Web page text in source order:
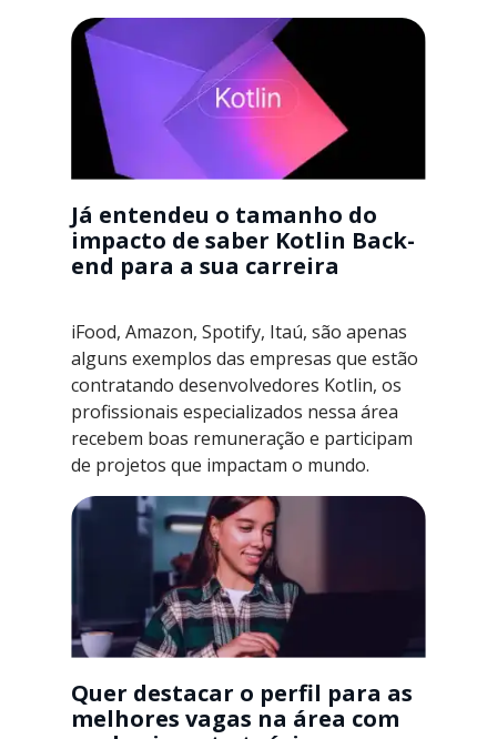
Já entendeu o tamanho do
impacto de saber Kotlin Back-
end para a sua carreira
iFood, Amazon, Spotify, Itaú, são apenas
alguns exemplos das empresas que estão
contratando desenvolvedores Kotlin, os
profissionais especializados nessa área
recebem boas remuneração e participam
de projetos que impactam o mundo.
Quer destacar o perfil para as
melhores vagas na área com